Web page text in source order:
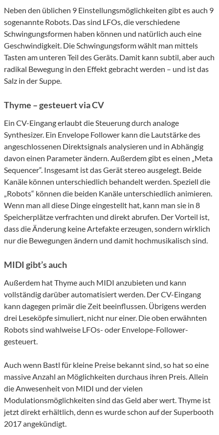
Neben den üblichen 9 Einstellungsmöglichkeiten gibt es auch 9
sogenannte Robots. Das sind LFOs, die verschiedene
Schwingungsformen haben können und natürlich auch eine
Geschwindigkeit. Die Schwingungsform wählt man mittels
Tasten am unteren Teil des Geräts. Damit kann subtil, aber auch
radikal Bewegung in den Effekt gebracht werden – und ist das
Salz in der Suppe.
Thyme – gesteuert via CV
Ein CV-Eingang erlaubt die Steuerung durch analoge
Synthesizer. Ein Envelope Follower kann die Lautstärke des
angeschlossenen Direktsignals analysieren und in Abhängig
davon einen Parameter ändern. Außerdem gibt es einen „Meta
Sequencer“. Insgesamt ist das Gerät stereo ausgelegt. Beide
Kanäle können unterschiedlich behandelt werden. Speziell die
„Robots“ können die beiden Kanäle unterschiedlich animieren.
Wenn man all diese Dinge eingestellt hat, kann man sie in 8
Speicherplätze verfrachten und direkt abrufen. Der Vorteil ist,
dass die Änderung keine Artefakte erzeugen, sondern wirklich
nur die Bewegungen ändern und damit hochmusikalisch sind.
MIDI gibt’s auch
Außerdem hat Thyme auch MIDI anzubieten und kann
vollständig darüber automatisiert werden. Der CV-Eingang
kann dagegen primär die Zeit beeinflussen. Übrigens werden
drei Leseköpfe simuliert, nicht nur einer. Die oben erwähnten
Robots sind wahlweise LFOs- oder Envelope-Follower-
gesteuert.
Auch wenn Bastl für kleine Preise bekannt sind, so hat so eine
massive Anzahl an Möglichkeiten durchaus ihren Preis. Allein
die Anwesenheit von MIDI und der vielen
Modulationsmöglichkeiten sind das Geld aber wert. Thyme ist
jetzt direkt erhältlich, denn es wurde schon auf der Superbooth
2017 angekündigt.